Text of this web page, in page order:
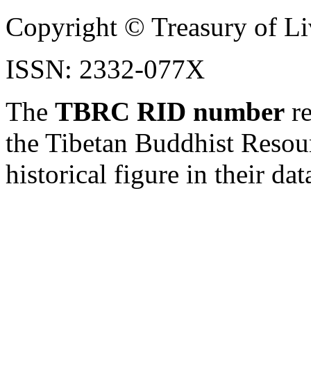
Copyright © Treasury of
ISSN: 2332-077X
The TBRC RID number
the Tibetan Buddhist
historical figure in their